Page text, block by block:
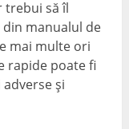
trebui să îl
manualul de
mai multe ori
rapide poate fi
și